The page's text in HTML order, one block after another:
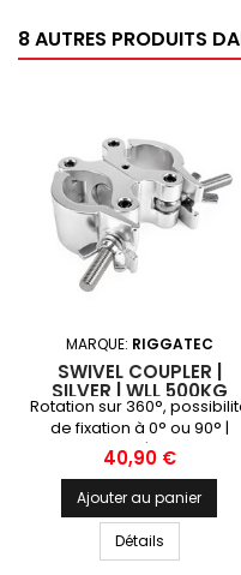
8 AUTRES PRODUITS
MARQUE: RIGGATEC
SWIVEL COUPLER |
SILVER | WLL 500KG
Rotation sur 360°,
de fixation à 0° ou 90° |
largeur 50mm | diamètre du
tube 48-51mm
Prix
40,90 €
Ajouter au panier
Détails